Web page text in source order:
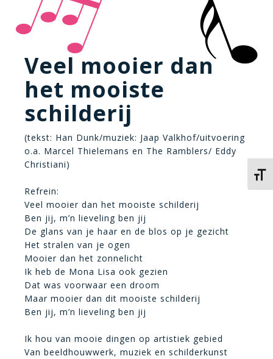
Veel mooier dan
het mooiste
schilderij
(tekst: Han Dunk/muziek: Jaap Valkhof/uitvoering
o.a. Marcel Thielemans en The Ramblers/ Eddy
Christiani)
Refrein:
Veel mooier dan het mooiste schilderij
Ben jij, m’n lieveling ben jij
De glans van je haar en de blos op je gezicht
Het stralen van je ogen
Mooier dan het zonnelicht
Ik heb de Mona Lisa ook gezien
Dat was voorwaar een droom
Maar mooier dan dit mooiste schilderij
Ben jij, m’n lieveling ben jij
Ik hou van mooie dingen op artistiek gebied
Van beeldhouwwerk, muziek en schilderkunst